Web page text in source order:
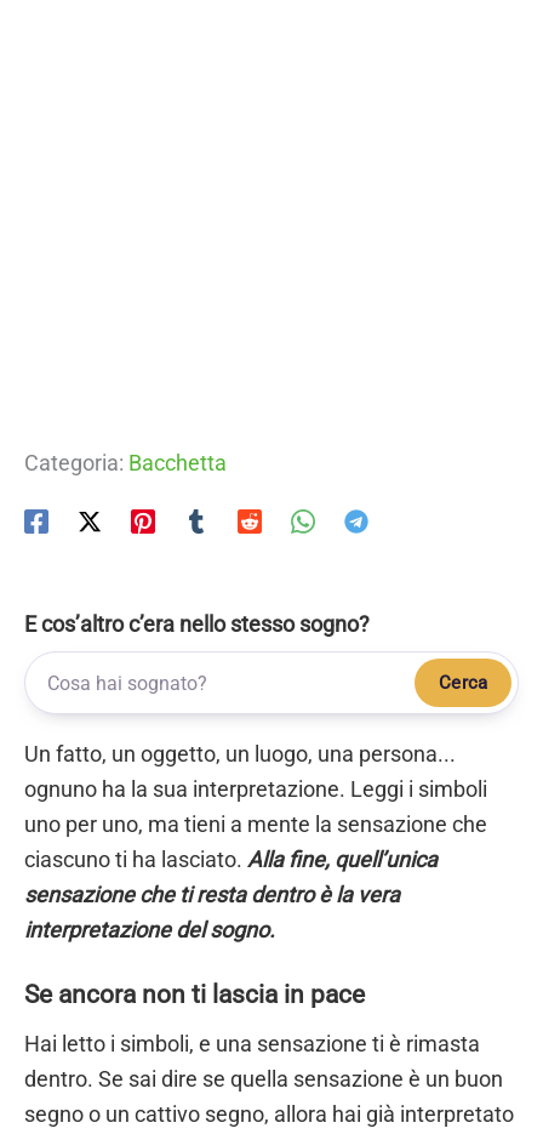
Categoria: Bacchetta
E cos’altro c’era nello stesso sogno?
Cerca
Un fatto, un oggetto, un luogo, una persona...
ognuno ha la sua interpretazione. Leggi i simboli
uno per uno, ma tieni a mente la sensazione che
ciascuno ti ha lasciato. Alla fine, quell’unica
sensazione che ti resta dentro è la vera
interpretazione del sogno.
Se ancora non ti lascia in pace
Hai letto i simboli, e una sensazione ti è rimasta
dentro. Se sai dire se quella sensazione è un buon
segno o un cattivo segno, allora hai già interpretato